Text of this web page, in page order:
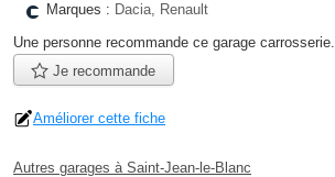
Marques : Dacia, Renault
Une personne recommande ce garage carrosserie.
Je recommande
Améliorer cette fiche
Autres garages à Saint-Jean-le-Blanc